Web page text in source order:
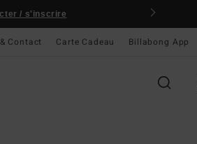
/ s'inscrire
Contact Carte Cadeau Billabong App